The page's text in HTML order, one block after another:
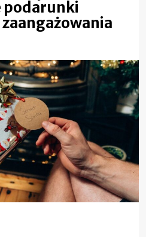
podarunki